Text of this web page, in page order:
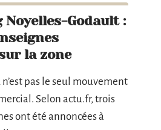
Noyelles-Godault :
la zone
pas le seul mouvement
Selon actu.fr, trois
ont été annoncées à